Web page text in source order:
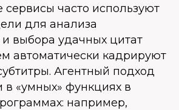
сервисы часто используют
для анализа
выбора удачных цитат
автоматически кадрируют
Агентный подход
в «умных» функциях в
например,